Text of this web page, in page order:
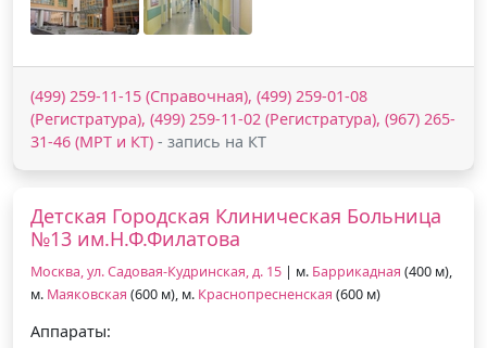
(499) 259-11-15 (Справочная), (499) 259-01-08
(Регистратура), (499) 259-11-02 (Регистратура), (967) 265-
31-46 (МРТ и КТ) - запись на КТ
Детская Городская Клиническая Больница
№13 им.Н.Ф.Филатова
Москва, ул. Садовая-Кудринская, д. 15 | м. Баррикадная (400 м),
м. Маяковская (600 м), м. Краснопресненская (600 м)
Аппараты: